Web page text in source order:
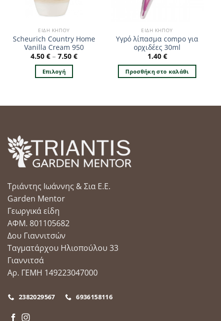
ΕΊΔΗ ΚΉΠΟΥ
Scheurich Country Home
Vanilla Cream 950
4.50 € – 7.50 €
Επιλογή
προϊόν
Οι
επιλογές
μπορούν
επιλεγούν
στη
σελίδα
του
προϊόντος
ΕΊΔΗ ΚΉΠΟΥ
Υγρό λίπασμα compo για
ορχιδέες 30ml
1.40 €
Προσθήκη στο καλάθι
Τριάντης Ιωάννης & Σια Ε.Ε.
Garden Mentor
Γεωργικά είδη
ΑΦΜ. 801105682
Δου Γιαννιτσών
Ταγματάρχου Ηλιοπούλου 33
Γιαννιτσά
Αρ. ΓΕΜΗ 149223047000
2382029567 6936158116